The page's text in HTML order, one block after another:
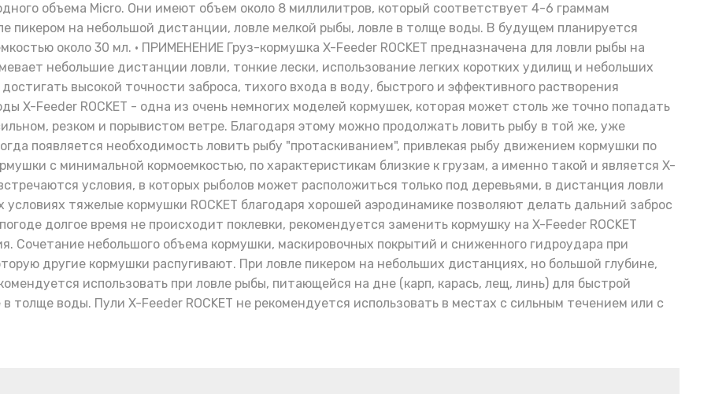
объема Micro. Они имеют объем около 8 миллилитров, который соответствует 4-6 граммам
пикером на небольшой дистанции, ловле мелкой рыбы, ловле в толще воды. В будущем планируется
около 30 мл. • ПРИМЕНЕНИЕ Груз-кормушка X-Feeder ROCKET предназначена для ловли рыбы на
небольшие дистанции ловли, тонкие лески, использование легких коротких удилищ и небольших
высокой точности заброса, тихого входа в воду, быстрого и эффективного растворения
X-Feeder ROCKET - одна из очень немногих моделей кормушек, которая может столь же точно попадать
резком и порывистом ветре. Благодаря этому можно продолжать ловить рыбу в той же, уже
появляется необходимость ловить рыбу "протаскиванием", привлекая рыбу движением кормушки по
с минимальной кормоемкостью, по характеристикам близкие к грузам, а именно такой и является X-
условия, в которых рыболов может расположиться только под деревьями, в дистанция ловли
тяжелые кормушки ROCKET благодаря хорошей аэродинамике позволяют делать дальний заброс
долгое время не происходит поклевки, рекомендуется заменить кормушку на X-Feeder ROCKET
Сочетание небольшого объема кормушки, маскировочных покрытий и сниженного гидроудара при
другие кормушки распугивают. При ловле пикером на небольших дистанциях, но большой глубине,
использовать при ловле рыбы, питающейся на дне (карп, карась, лещ, линь) для быстрой
толще воды. Пули X-Feeder ROCKET не рекомендуется использовать в местах с сильным течением или с